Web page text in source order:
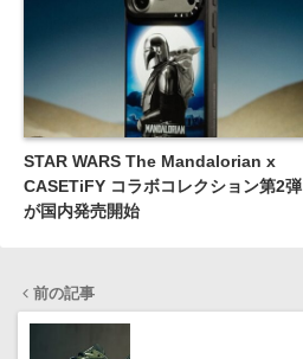
STAR WARS The Mandalorian x
CASETiFY コラボコレクション第2弾
が国内発売開始
前の記事